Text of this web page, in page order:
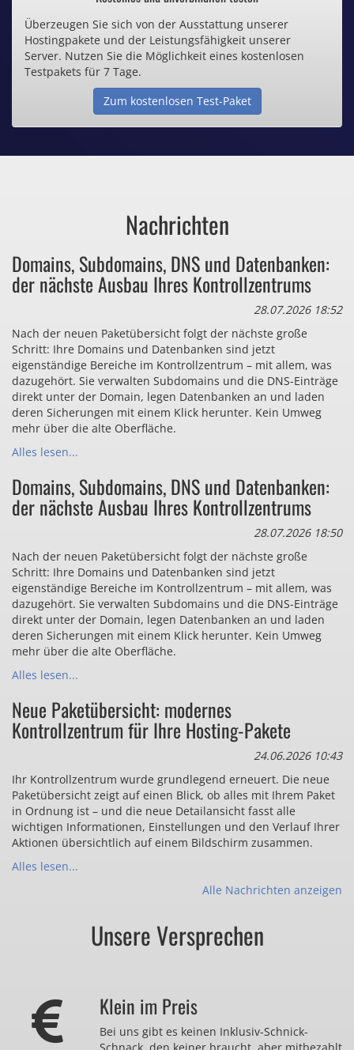
Inklusive .de Domain
Webspace ab 1,25€ / Monat
Günstige SSL-Zertifikate
Bezahlen Sie auch zu viel
für Dinge, die sie gar nicht brauchen?
Überzeugen Sie sich von der Ausstattung unserer
Hostingpakete und der Leistungsfähigkeit unserer
Server. Nutzen Sie die Möglichkeit eines kostenlosen
Testpakets für 7 Tage.
Zum kostenlosen Test-Paket
Nachrichten
Domains, Subdomains, DNS und Datenbanken:
der nächste Ausbau Ihres Kontrollzentrums
28.07.2026 18:52
Nach der neuen Paketübersicht folgt der nächste große
Schritt: Ihre Domains und Datenbanken sind jetzt
eigenständige Bereiche im Kontrollzentrum – mit allem, was
dazugehört. Sie verwalten Subdomains und die DNS-Einträge
direkt unter der Domain, legen Datenbanken an und laden
deren Sicherungen mit einem Klick herunter. Kein Umweg
mehr über die alte Oberfläche.
Alles lesen...
Domains, Subdomains, DNS und Datenbanken:
der nächste Ausbau Ihres Kontrollzentrums
28.07.2026 18:50
Nach der neuen Paketübersicht folgt der nächste große
Schritt: Ihre Domains und Datenbanken sind jetzt
eigenständige Bereiche im Kontrollzentrum – mit allem, was
dazugehört. Sie verwalten Subdomains und die DNS-Einträge
direkt unter der Domain, legen Datenbanken an und laden
deren Sicherungen mit einem Klick herunter. Kein Umweg
mehr über die alte Oberfläche.
Alles lesen...
Neue Paketübersicht: modernes
Kontrollzentrum für Ihre Hosting-Pakete
24.06.2026 10:43
Ihr Kontrollzentrum wurde grundlegend erneuert. Die neue
Paketübersicht zeigt auf einen Blick, ob alles mit Ihrem Paket
in Ordnung ist – und die neue Detailansicht fasst alle
wichtigen Informationen, Einstellungen und den Verlauf Ihrer
Aktionen übersichtlich auf einem Bildschirm zusammen.
Alles lesen...
Alle Nachrichten anzeigen
Unsere Versprechen
Klein im Preis
Bei uns gibt es keinen Inklusiv-Schnick-